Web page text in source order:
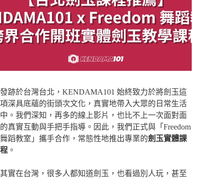
發跡於台灣台北，KENDAMA101 始終致力於將劍玉這
項深具底蘊的街頭次文化，真實地帶入大眾的日常生活
中。我們深知，再多的線上影片，也比不上一次面對面
的真實互動與手把手指導。因此，我們正式與「Freedom
舞蹈教室」攜手合作，常態性地推出專業的劍玉實體課
程 。
其實在台灣，很多人都知道劍玉，也看過別人玩，甚至